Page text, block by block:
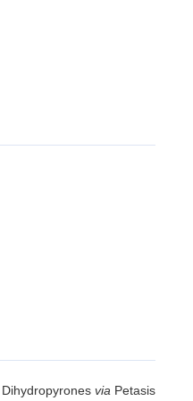
via Petasis